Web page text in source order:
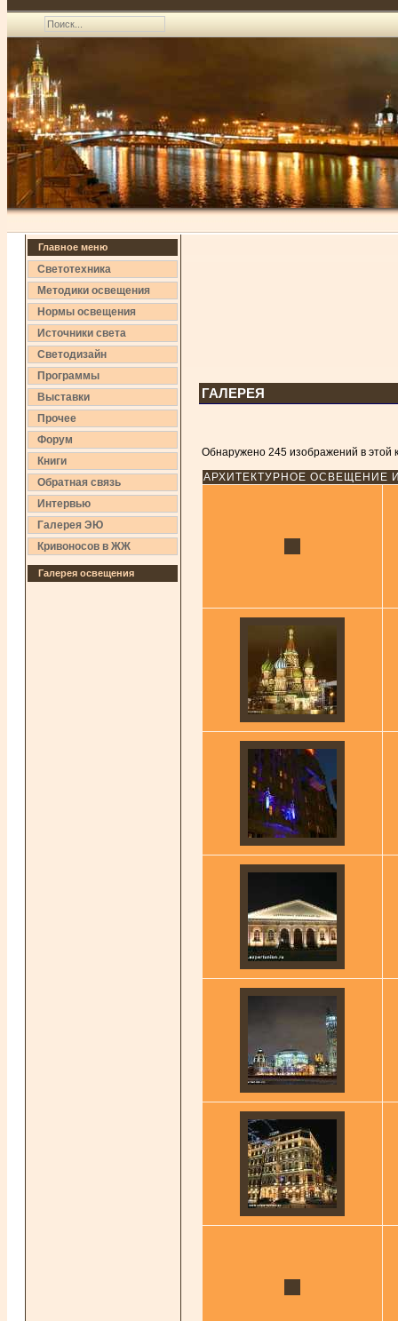
Главное меню
Светотехника
Методики освещения
Нормы освещения
Источники света
Светодизайн
Программы
Выставки
Прочее
Форум
Книги
Обратная связь
Интервью
Галерея ЭЮ
Кривоносов в ЖЖ
Галерея освещения
ГАЛЕРЕЯ
Обнаружено 245 изображений в этой
АРХИТЕКТУРНОЕ ОСВЕЩЕНИЕ